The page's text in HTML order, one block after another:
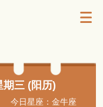
期三 (阳历)
今日星座：金牛座